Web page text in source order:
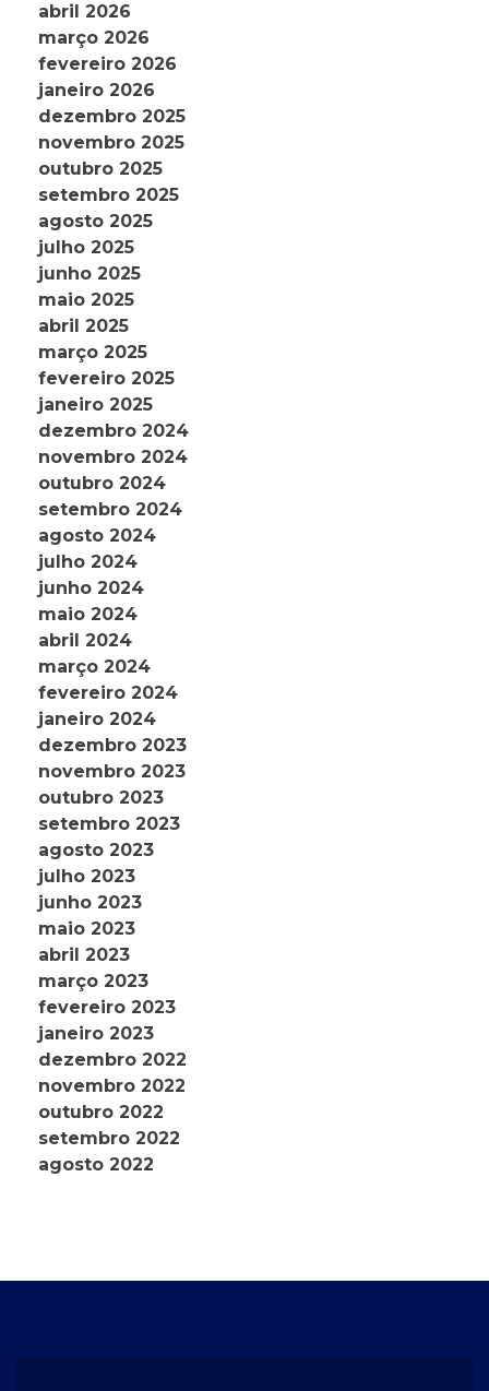
abril 2026
março 2026
fevereiro 2026
janeiro 2026
dezembro 2025
novembro 2025
outubro 2025
setembro 2025
agosto 2025
julho 2025
junho 2025
maio 2025
abril 2025
março 2025
fevereiro 2025
janeiro 2025
dezembro 2024
novembro 2024
outubro 2024
setembro 2024
agosto 2024
julho 2024
junho 2024
maio 2024
abril 2024
março 2024
fevereiro 2024
janeiro 2024
dezembro 2023
novembro 2023
outubro 2023
setembro 2023
agosto 2023
julho 2023
junho 2023
maio 2023
abril 2023
março 2023
fevereiro 2023
janeiro 2023
dezembro 2022
novembro 2022
outubro 2022
setembro 2022
agosto 2022